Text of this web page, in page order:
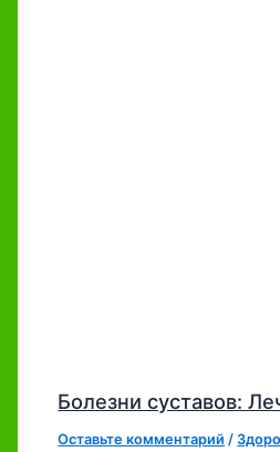
Болезни суставов:
Оставьте комментарий /